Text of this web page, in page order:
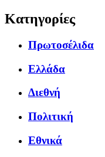
Κατηγορίες
Πρωτοσέλιδα
Ελλάδα
Διεθνή
Πολιτική
Εθνικά